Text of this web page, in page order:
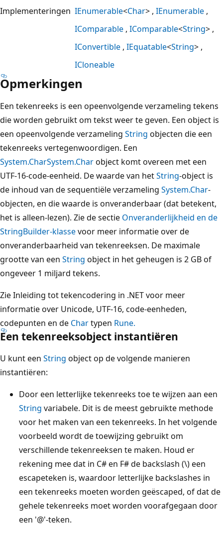
Implementeringen IEnumerable<Char> IEnumerable
IComparable IComparable<String>
IConvertible IEquatable<String>
ICloneable
Opmerkingen
Een tekenreeks is een opeenvolgende verzameling tekens
die worden gebruikt om tekst weer te geven. Een object is
een opeenvolgende verzameling String objecten die een
tekenreeks vertegenwoordigen. Een
System.CharSystem.Charobject komt overeen met een
UTF-16-code-eenheid. De waarde van hetString-object is
de inhoud van de sequentiële verzameling System.Char-
objecten, en die waarde is onveranderbaar (dat betekent,
het is alleen-lezen). Zie de sectie Onveranderlijkheid en de
StringBuilder-klassevoor meer informatie over de
onveranderbaarheid van tekenreeksen. De maximale
grootte van een String object in het geheugen is 2 GB of
ongeveer 1 miljard tekens.
Zie Inleiding tot tekencodering in .NET voor meer
informatie over Unicode, UTF-16, code-eenheden,
codepunten en de Chartypen Rune.
Een tekenreeksobject instantiëren
U kunt een String object op de volgende manieren
instantiëren:
Door een letterlijke tekenreeks toe te wijzen aan een
String variabele. Dit is de meest gebruikte methode
voor het maken van een tekenreeks. In het volgende
voorbeeld wordt de toewijzing gebruikt om
verschillende tekenreeksen te maken. Houd er
rekening mee dat in C# en F# de backslash (\) een
escapeteken is, waardoor letterlijke backslashes in
een tekenreeks moeten worden geëscaped, of dat de
gehele tekenreeks moet worden voorafgegaan door
een '@'-teken.